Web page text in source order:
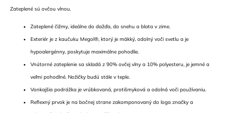
Zateplené sú ovčou vlnou.
Zateplené čižmy, ideálne do dažďa, do snehu a blata v zime.
Exteriér je z kaučuku Megol®, ktorý je mäkký, odolný voči svetlu a je
hypoalergénny, poskytuje maximálne pohodlie.
Vnútorné zateplenie sa skladá z 90% ovčej vlny a 10% polyesteru, je jemné a
veľmi pohodlné. Nožičky budú stále v teple.
Vonkajšia podrážka je vrúbkovaná, protišmyková a odolná voči používaniu.
Reflexný prvok je na bočnej strane zakomponovaný do loga značky a